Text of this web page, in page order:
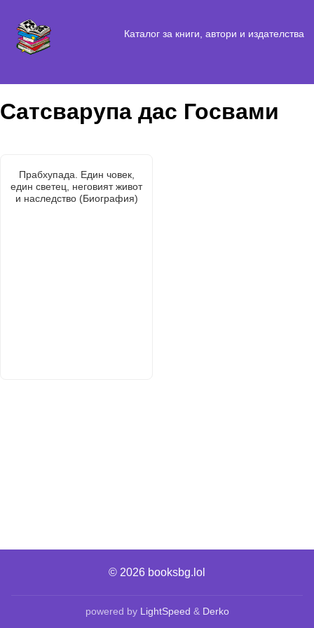
Каталог за книги, автори и издателства
Сатсварупа дас Госвами
Прабхупада. Един човек,
един светец, неговият живот
и наследство (Биография)
© 2026 booksbg.lol
powered by LightSpeed & Derko